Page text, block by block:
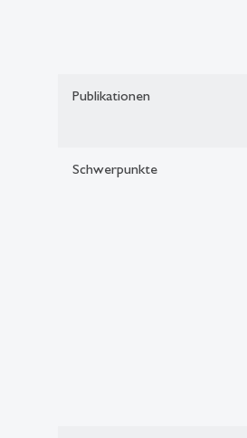
Publikationen
Schwerpunkte